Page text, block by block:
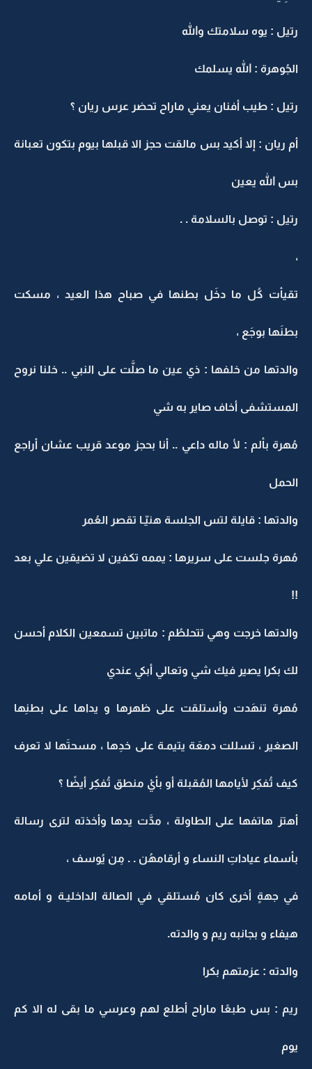
رتيل : يوه سلامتك والله
الجُوهرة : الله يسلمك
رتيل : طيب أفنان يعني ماراح تحضر عرس ريان ؟
أم ريان : إلا أكيد بس مالقت حجز الا قبلها بيوم بتكون تعبانة
بس الله يعين
رتيل : توصل بالسلامة . .
،
تقيأت كُل ما دخَل بطنها في صباح هذا العيد ، مسكت
بطنَها بوجَع ،
والدتها من خلفها : ذي عين ما صلَّت على النبي .. خلنا نروح
المستشفى أخاف صاير به شي
مُهرة بألم : لأ ماله داعي .. أنا بحجز موعد قريب عشان أراجع
الحمل
والدتها : قايلة لتس الجلسة هنيّـا تقصر العُمر
مُهرة جلست على سريرها : يممه تكفين لا تضيقين علي بعد
!!
والدتها خرجت وهي تتحلطُم : ماتبين تسمعين الكلام أحسن
لك بكرا يصير فيك شي وتعالي أبكي عندي
مُهرة تنهَدت وأستلقت على ظهرها و يداها على بطنِها
الصغير ، تسللت دمعَة يتيمـة على خدِها ، مسحتَها لا تعرف
كيف تُفكِر لأيامها المُقبلة أو بأيْ منطق تُفكِر أيضًا ؟
أهتز هاتفها على الطاولة ، مدَّت يدها وأخذته لترى رسالة
بأسماء عياداتِ النساء و أرقامهُن . . مِن يُوسف ،
في جهةٍ أخرى كان مُستلقي في الصالة الداخليـة و أمامه
هيفاء و بجانبه ريم و والدته.
والدته : عزمتهم بكرا
ريم : بس طبعًا ماراح أطلع لهم وعرسي ما بقى له الا كم
يوم